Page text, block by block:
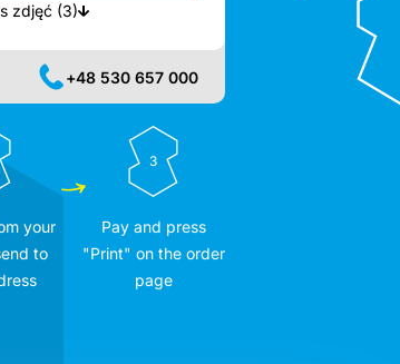
Show nearest available printers zdjęć (3)
+48 530 657 000
your
to
3
Pay and press
"Print" on the order
page